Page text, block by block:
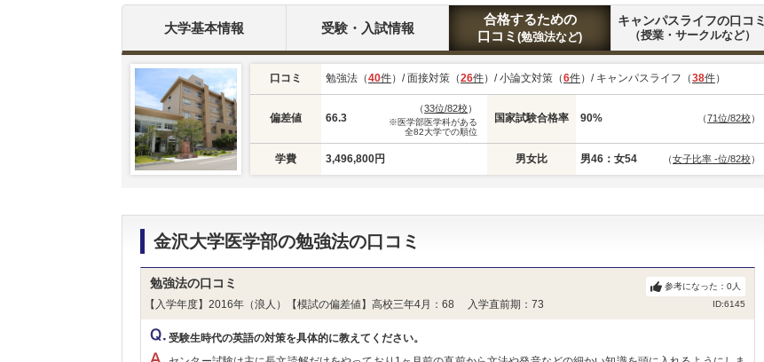
大学基本情報 受験・入試情報
合格するための
口コミ (勉強法など)
キャンパスライフの口コミ
（授業・サークルなど）
口コミ 勉強法（40件）/ 面接対策（26件）/ 小論文対策（6件）/ キャンパスライフ（38件）
偏差値 66.3
（33位/82校）
※医学部医学科がある
全82大学での順位
国家試験合格率 90% （71位/82校）
学費 3,496,800円 男女比 男46：女54 （女子比率 -位/82校）
金沢大学医学部の勉強法の口コミ
勉強法の口コミ
【入学年度】2016年（浪人）【模試の偏差値】高校三年4月：68 入学直前期：73 ID:6145
参考になった： 0人
受験生時代の英語の対策を具体的に教えてください。